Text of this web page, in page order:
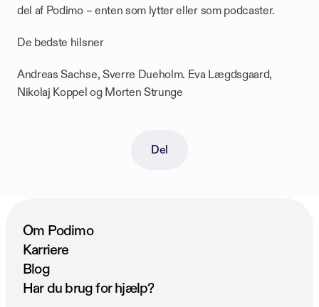
del af Podimo – enten som lytter eller som podcaster.
De bedste hilsner
Andreas Sachse, Sverre Dueholm. Eva Lægdsgaard,
Nikolaj Koppel og Morten Strunge
Del
Om Podimo
Karriere
Blog
Har du brug for hjælp?